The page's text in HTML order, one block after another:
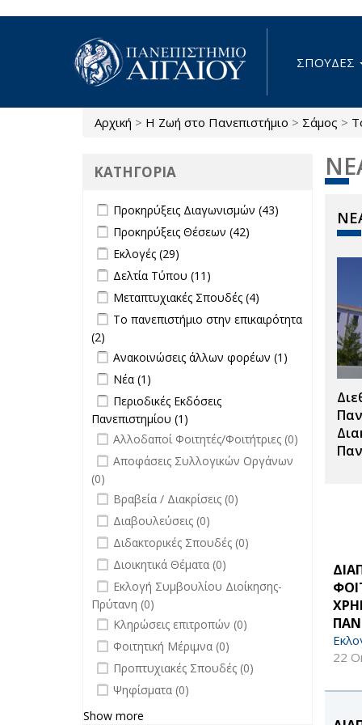
ΣΠΟΥΔΕΣ
Είστε εδώ
Αρχική > Η Ζωή στο Πανεπιστήμιο > Σάμος >
22
ΚΑΤΗΓΟΡΙΑ
Apply Προκηρύξεις Διαγωνισμών
filter
Προκηρύξεις Διαγωνισμών (43)
Προκηρύξεις
Διαγωνισμών
Apply Προκηρύξεις Θέσεων filter
Προκηρύξεις Θέσεων (42)
Apply Εκλογές filter
Εκλογές (29)
Apply Δελτία Τύπου filter
Δελτία Τύπου (11)
Apply Μεταπτυχιακές Σπουδές filter
Μεταπτυχιακές Σπουδές (4)
Μεταπτυχιακές
Σπουδές filter
Apply Το πανεπιστήμιο στην
επικαιρότητα filter
Το πανεπιστήμιο στην επικαιρότητα
(2)
επικαιρότητα filter
Apply Ανακοινώσεις άλλων φορέων
filter
Ανακοινώσεις άλλων φορέων (1)
Ανακοινώσεις
φορέων filter
Apply Νέα filter
Νέα (1)
Apply Περιοδικές Εκδόσεις
Πανεπιστημίου filter
Περιοδικές Εκδόσεις
Πανεπιστημίου (1)
Εκδόσεις
Πανεπιστημίου filter
undefined
Αλλοδαποί Φοιτητές/Φοιτήτριες (0)
undefined
Αποφάσεις Συλλογικών Οργάνων
(0)
undefined
Βραβεία / Διακρίσεις (0)
undefined
Διαβουλεύσεις (0)
undefined
Διδακτορικές Σπουδές (0)
undefined
Διοικητικά Θέματα (0)
undefined
Εκλογή Συμβουλίου Διοίκησης-
Πρύτανη (0)
undefined
Κληρώσεις επιτροπών (0)
undefined
Φοιτητική Μέριμνα (0)
undefined
Προπτυχιακές Σπουδές (0)
undefined
Ψηφίσματα (0)
Show more